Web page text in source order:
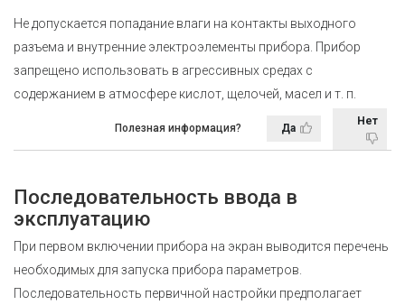
Не допускается попадание влаги на контакты выходного
разъема и внутренние электроэлементы прибора. Прибор
запрещено использовать в агрессивных средах с
содержанием в атмосфере кислот, щелочей, масел и т. п.
Полезная информация? Да
Нет
Последовательность ввода в
эксплуатацию
При первом включении прибора на экран выводится перечень
необходимых для запуска прибора параметров.
Последовательность первичной настройки предполагает